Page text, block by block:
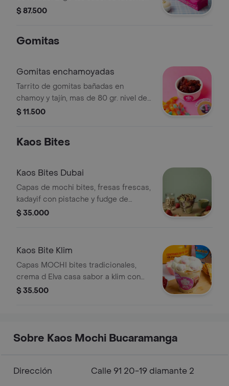
incluyendo el nuevo sabor Oreo con
$ 87.500
Gomitas
Gomitas enchamoyadas
Tarrito de gomitas bañadas en
chamoy y tajín, mas de 80 gr. nivel de
picante: bajo
$ 11.500
Kaos Bites
Kaos Bites Dubai
Capas de mochi bites, fresas frescas,
kadayif con pistache y fudge de
chocolate.
$ 35.000
Kaos Bite Klim
Capas MOCHI bites tradicionales,
crema d Elva casa sabor a klim con
trozos de ducales, reducción de
$ 35.500
Sobre Kaos Mochi Bucaramanga
Dirección Calle 91 20-19 diamante 2